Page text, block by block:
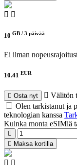
10 GB / 3 päivää
Ei ilman
10.41 EUR
Osta nyt
Välitön
Olen tarkistanut ja
teknologian kanssa
Kuinka monta eSIMiä
Maksa kortilla